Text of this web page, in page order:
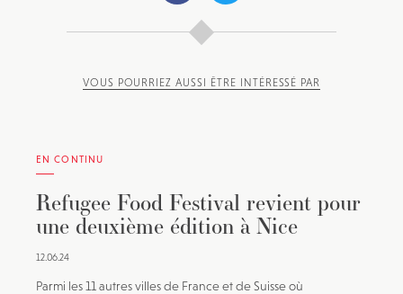
VOUS POURRIEZ AUSSI ÊTRE INTÉRESSÉ PAR
EN CONTINU
Refugee Food Festival revient pour
une deuxième édition à Nice
12.06.24
Parmi les 11 autres villes de France et de Suisse où